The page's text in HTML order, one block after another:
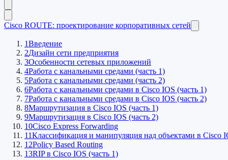
Cisco ROUTE: проектирование корпоративных сетей
1Введение
2Дизайн сети предприятия
3Особенности сетевых приложений
4Работа с канальными средами (часть 1)
5Работа с канальными средами (часть 2)
6Работа с канальными средами в Cisco IOS (часть 1)
7Работа с канальными средами в Cisco IOS (часть 2)
8Маршрутизация в Cisco IOS (часть 1)
9Маршрутизация в Cisco IOS (часть 2)
10Cisco Express Forwarding
11Классификация и манипуляция над объектами в Cisco
12Policy Based Routing
13RIP в Cisco IOS (часть 1)